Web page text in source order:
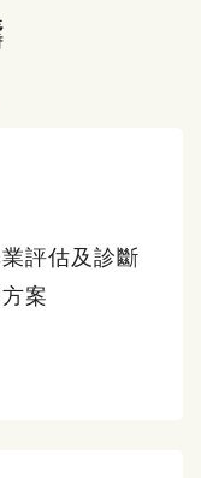
評估及診斷
案